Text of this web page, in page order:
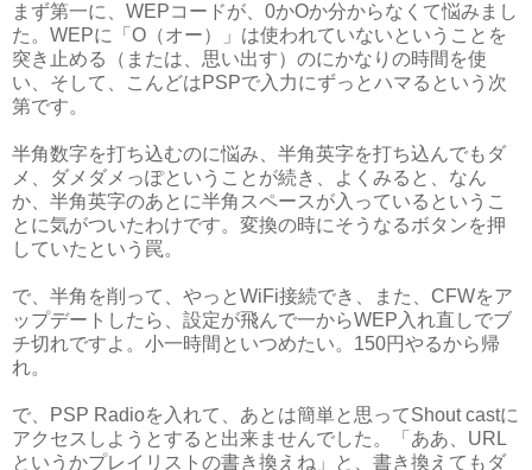
まず第一に、WEPコードが、0かOか分からなくて悩みまし
た。WEPに「O（オー）」は使われていないということを
突き止める（または、思い出す）のにかなりの時間を使
い、そして、こんどはPSPで入力にずっとハマるという次
第です。
半角数字を打ち込むのに悩み、半角英字を打ち込んでもダ
メ、ダメダメっぽということが続き、よくみると、なん
か、半角英字のあとに半角スペースが入っているというこ
とに気がついたわけです。変換の時にそうなるボタンを押
していたという罠。
で、半角を削って、やっとWiFi接続でき、また、CFWをア
ップデートしたら、設定が飛んで一からWEP入れ直しでブ
チ切れですよ。小一時間といつめたい。150円やるから帰
れ。
で、PSP Radioを入れて、あとは簡単と思ってShout castに
アクセスしようとすると出来ませんでした。「ああ、URL
というかプレイリストの書き換えね」と、書き換えてもダ